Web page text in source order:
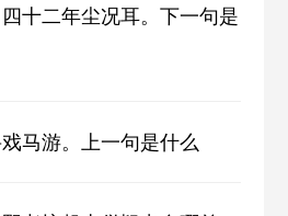
十二年尘况耳。下一句是
马游。上一句是什么